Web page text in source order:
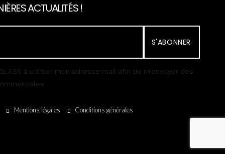
ACTUALITÉS !
S'ABONNER
GLASS à utiliser mon adresse mail afin de m’envoyer des
Mentions légales Conditions générales